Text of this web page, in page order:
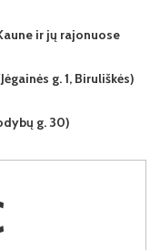
ir jų rajonuose
g. 1, Biruliškės)
g. 30)